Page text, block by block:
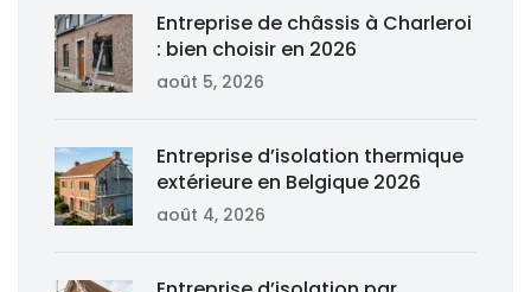
Entreprise de châssis à Charleroi
: bien choisir en 2026
août 5, 2026
Entreprise d’isolation thermique
extérieure en Belgique 2026
août 4, 2026